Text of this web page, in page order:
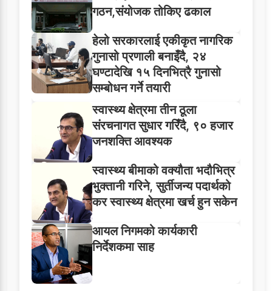
गठन,संयोजक तोकिए ढकाल
हेलो सरकारलाई एकीकृत नागरिक
गुनासो प्रणाली बनाइँदै, २४
घण्टादेखि १५ दिनभित्रै गुनासो
सम्बोधन गर्ने तयारी
स्वास्थ्य क्षेत्रमा तीन ठूला
संरचनागत सुधार गरिँदै, ९० हजार
जनशक्ति आवश्यक
स्वास्थ्य बीमाको वक्यौता भदौभित्र
भुक्तानी गरिने, सुर्तीजन्य पदार्थको
कर स्वास्थ्य क्षेत्रमा खर्च हुन सकेन
आयल निगमको कार्यकारी
निर्देशकमा साह